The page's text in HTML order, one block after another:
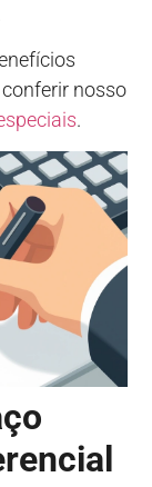
nosso
.